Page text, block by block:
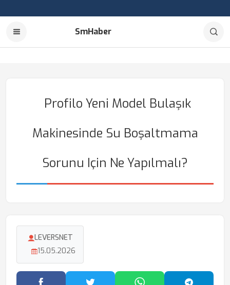
SmHaber
Profilo Yeni Model Bulaşık
Makinesinde Su Boşaltmama
Sorunu Için Ne Yapılmalı?
LEVERSNET
15.05.2026